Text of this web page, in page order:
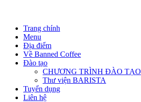
Trang chính
Menu
Địa điểm
Về Banned Coffee
Đào tạo
CHƯƠNG TRÌNH ĐÀO TẠO
Thư viện BARISTA
Tuyển dụng
Liên hệ